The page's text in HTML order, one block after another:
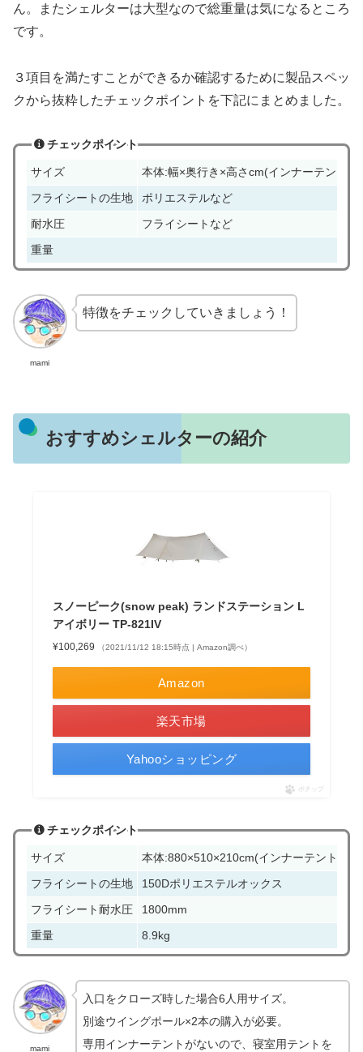
ん。またシェルターは大型なので総重量は気になるところ
です。
３項目を満たすことができるか確認するために製品スペッ
クから抜粋したチェックポイントを下記にまとめました。
チェックポイント
サイズ
本体:幅×奥行き×高さcm(インナーテント:
フライシートの生地
ポリエステルなど
耐水圧
フライシートなど
重量
mami
特徴をチェックしていきましょう！
おすすめシェルターの紹介
スノーピーク(snow peak) ランドステーション L
アイボリー TP-821IV
¥100,269 （2021/11/12 18:15時点 | Amazon調べ）
Amazon
楽天市場
Yahooショッピング
ポチップ
チェックポイント
サイズ
本体:880×510×210cm(インナーテント:な
フライシートの生地
150Dポリエステルオックス
フライシート耐水圧
1800mm
重量
8.9kg
mami
入口をクローズ時した場合6人用サイズ。
別途ウイングポール×2本の購入が必要。
専用インナーテントがないので、寝室用テントを